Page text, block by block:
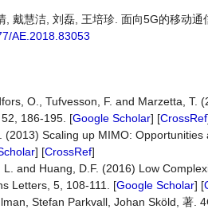
, 戴慧洁, 刘磊, 王培珍. 面向5G的移动
AE.2018.83053
O., Tufvesson, F. and Marzetta, T.
186-195. [Google Scholar] [CrossRef
(2013) Scaling up MIMO:
] [CrossRef]
L. and Huang, D.F. (2016) Low
Letters, 5, 108-111. [Google Scholar] [
Stefan Parkvall, Johan Sköld, 著.